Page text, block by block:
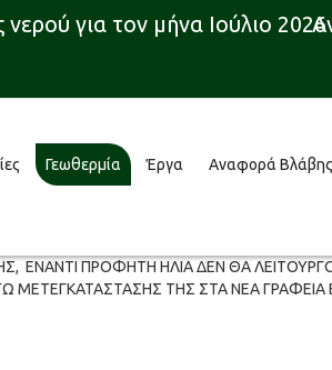
για τον μήνα Ιούλιο 2026
Γεωθερμία Έργα Αναφορά Βλάβης
ΕΝΑΝΤΙ ΠΡΟΦΗΤΗ ΗΛΙΑ ΔΕΝ ΘΑ
ΜΕΤΕΓΚΑΤΑΣΤΑΣΗΣ ΤΗΣ ΣΤΑ ΝΕΑ ΓΡΑΦΕΙΑ